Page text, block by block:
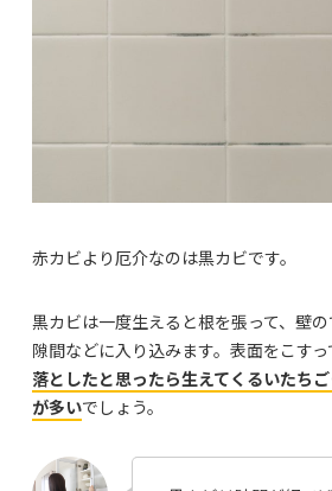
赤カビより厄介なのは黒カビです。
黒カビは一度生えると根を張って、壁
隙間などに入り込みます。表面をこすっ
落としたと思ったら生えてくるいたち
が多いでしょう。